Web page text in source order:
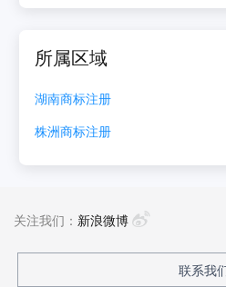
所属区域
湖南商标注册
株洲商标注册